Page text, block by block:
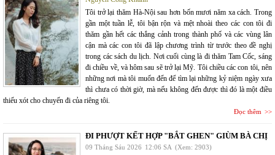
Tôi trở lại thăm Hà-Nội sau hơn bốn mươi năm xa cách. Trong
gần một tuần lễ, tôi bận rộn và mệt nhoài theo các con tôi đi
thăm gần hết các thắng cảnh trong thành phố và các vùng lân
cận mà các con tôi đã lập chương trình từ trước theo đề nghị
trong các sách du lịch. Nơi cuối cùng là đi thăm Tam Cốc, sáng
đi chiều về, và hôm sau sẽ trở lại Mỹ. Tôi chiều các con tôi, nên
những nơi mà tôi muốn đến để tìm lại những kỷ niệm ngày xưa
thì chưa có thời giờ, mà nếu không đến được thì đó là một điều
thiếu xót cho chuyến đi của riêng tôi.
Đọc thêm
ĐI PHƯỢT KẾT HỢP "BẮT GHEN" GIÙM BÀ CHỊ
09 Tháng Sáu 2026 12:06 SA (Xem: 2903)